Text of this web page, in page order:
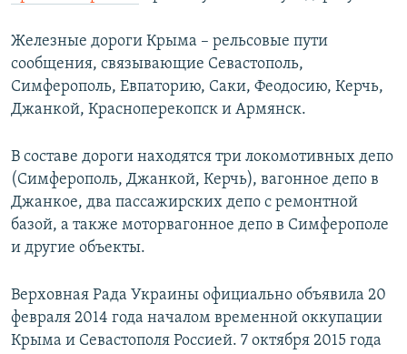
Железные дороги Крыма – рельсовые пути
сообщения, связывающие Севастополь,
Симферополь, Евпаторию, Саки, Феодосию, Керчь,
Джанкой, Красноперекопск и Армянск.
В составе дороги находятся три локомотивных депо
(Симферополь, Джанкой, Керчь), вагонное депо в
Джанкое, два пассажирских депо с ремонтной
базой, а также моторвагонное депо в Симферополе
и другие объекты.
Верховная Рада Украины официально объявила 20
февраля 2014 года началом временной оккупации
Крыма и Севастополя Россией. 7 октября 2015 года